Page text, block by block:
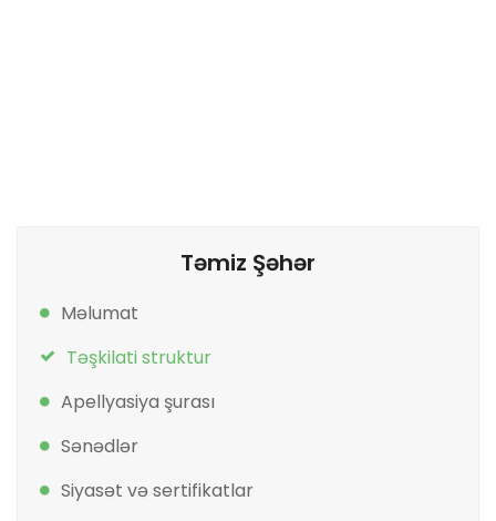
Təmiz Şəhər
Məlumat
Təşkilati struktur
Apellyasiya şurası
Sənədlər
Siyasət və sertifikatlar